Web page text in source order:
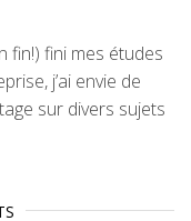
fin!) fini mes études
j’ai envie de
sur divers sujets